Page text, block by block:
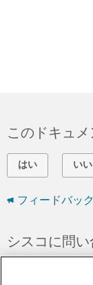
このドキュ
はい いい
フィードバック
シスコに問い